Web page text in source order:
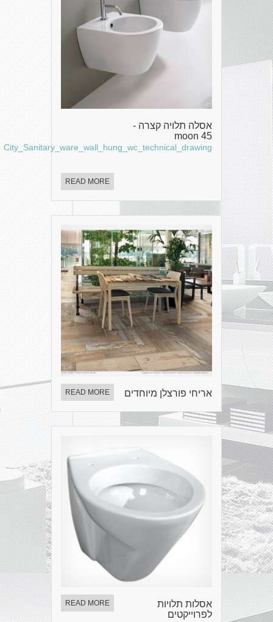
אסלה תלויה קצרה -
moon 45
City_Sanitary_ware_wall_hung_wc_technical_drawing
READ MORE
אריחי פורצלן מיוחדים READ MORE
אסלות תלויות
לפרוייקטים
READ MORE